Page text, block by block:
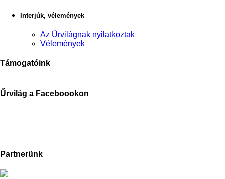
Interjúk, vélemények
Az Űrvilágnak nyilatkoztak
Vélemények
Támogatóink
Űrvilág a Faceboookon
Partnerünk